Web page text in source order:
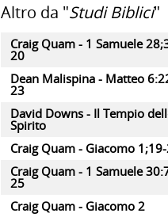
Altro da "Studi Biblici"
Craig Quam - 1 Samuele
20
Dean Malispina - Matteo
23
David Downs - Il Tempio
Spirito
Craig Quam - Giacomo
Craig Quam - 1 Samuele
25
Craig Quam - Giacomo 2